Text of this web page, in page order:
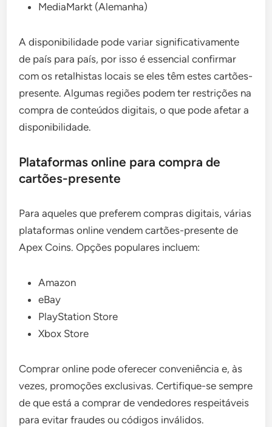
MediaMarkt (Alemanha)
A disponibilidade pode variar significativamente
de país para país, por isso é essencial confirmar
com os retalhistas locais se eles têm estes cartões-
presente. Algumas regiões podem ter restrições na
compra de conteúdos digitais, o que pode afetar a
disponibilidade.
Plataformas online para compra de
cartões-presente
Para aqueles que preferem compras digitais, várias
plataformas online vendem cartões-presente de
Apex Coins. Opções populares incluem:
Amazon
eBay
PlayStation Store
Xbox Store
Comprar online pode oferecer conveniência e, às
vezes, promoções exclusivas. Certifique-se sempre
de que está a comprar de vendedores respeitáveis
para evitar fraudes ou códigos inválidos.